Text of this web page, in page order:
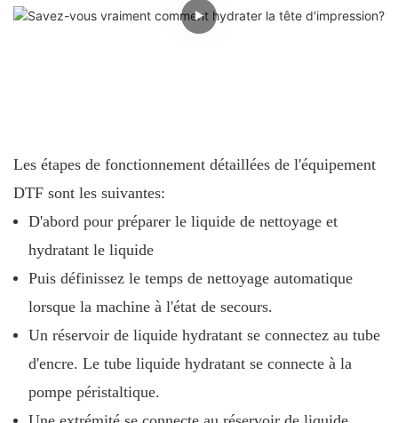
Les étapes de fonctionnement détaillées de l'équipement
DTF sont les suivantes:
D'abord pour préparer le liquide de nettoyage et
hydratant le liquide
Puis définissez le temps de nettoyage automatique
lorsque la machine à l'état de secours.
Un réservoir de liquide hydratant se connectez au tube
d'encre. Le tube liquide hydratant se connecte à la
pompe péristaltique.